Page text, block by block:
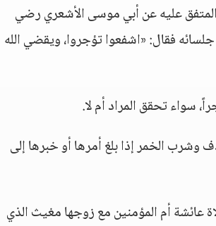
عليه عن أبي موسى الأشعري رضي
فقال: «اشفعوا تؤجروا، ويقضي الله
سواء تحقق المراد أم لا.
وشرب الخمر إذا بلغ أمرها أو خبرها إلى
عائشة أم المؤمنين مع زوجها مغيث الذي